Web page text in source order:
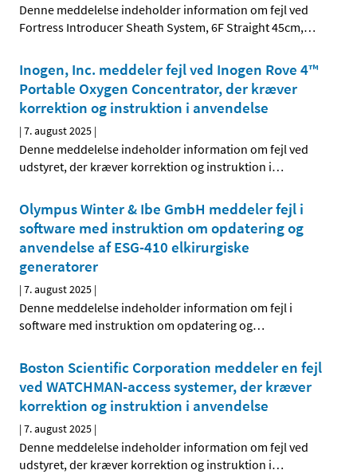
Denne meddelelse indeholder information om fejl ved
Fortress Introducer Sheath System, 6F Straight 45cm,…
Inogen, Inc. meddeler fejl ved Inogen Rove 4™
Portable Oxygen Concentrator, der kræver
korrektion og instruktion i anvendelse
|7. august 2025 |
Denne meddelelse indeholder information om fejl ved
udstyret, der kræver korrektion og instruktion i…
Olympus Winter & Ibe GmbH meddeler fejl i
software med instruktion om opdatering og
anvendelse af ESG-410 elkirurgiske
generatorer
|7. august 2025 |
Denne meddelelse indeholder information om fejl i
software med instruktion om opdatering og…
Boston Scientific Corporation meddeler en fejl
ved WATCHMAN-access systemer, der kræver
korrektion og instruktion i anvendelse
|7. august 2025 |
Denne meddelelse indeholder information om fejl ved
udstyret, der kræver korrektion og instruktion i…